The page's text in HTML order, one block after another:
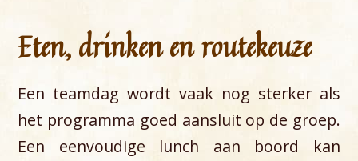
Eten, drinken en routekeuze
Een teamdag wordt vaak nog sterker als
het programma goed aansluit op de groep.
Een eenvoudige lunch aan boord kan